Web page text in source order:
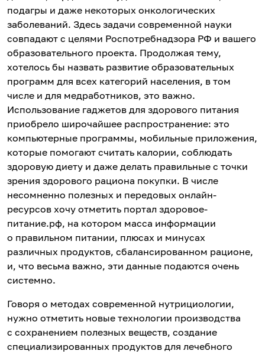
подагры и даже некоторых онкологических
заболеваний. Здесь задачи современной науки
совпадают с целями Роспотребнадзора РФ и вашего
образовательного проекта. Продолжая тему,
хотелось бы назвать развитие образовательных
программ для всех категорий населения, в том
числе и для медработников, это важно.
Использование гаджетов для здорового питания
приобрело широчайшее распространение: это
компьютерные программы, мобильные приложения,
которые помогают считать калории, соблюдать
здоровую диету и даже делать правильные с точки
зрения здорового рациона покупки. В числе
несомненно полезных и передовых онлайн-
ресурсов хочу отметить портал здоровое-
питание.рф, на котором масса информации
о правильном питании, плюсах и минусах
различных продуктов, сбалансированном рационе,
и, что весьма важно, эти данные подаются очень
системно.
Говоря о методах современной нутрициологии,
нужно отметить новые технологии производства
с сохранением полезных веществ, создание
специализированных продуктов для лечебного